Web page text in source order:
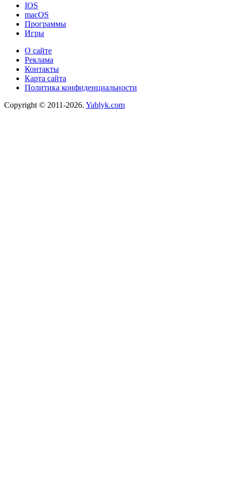
IOS
macOS
Программы
Игры
О сайте
Реклама
Контакты
Карта сайта
Политика конфиденциальности
Copyright © 2011-2026. Yablyk.сom